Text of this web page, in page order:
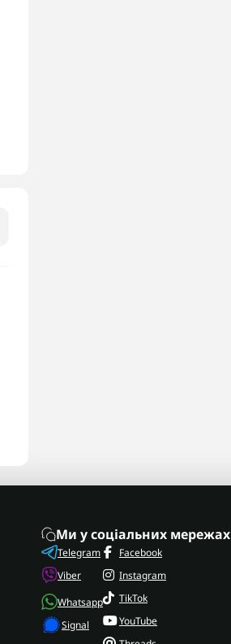
Ми у соціальних мережах
Telegram
Viber
Whatsapp
Signal
Facebook
Instagram
TikTok
YouTube